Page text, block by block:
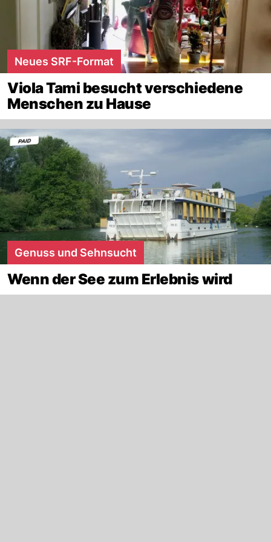
Neues SRF-Format
Viola Tami besucht verschiedene
Menschen zu Hause
Genuss und Sehnsucht
Wenn der See zum Erlebnis wird